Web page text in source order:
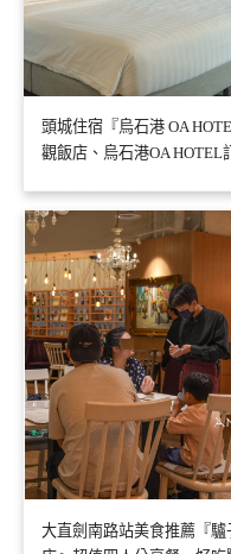
頭城住宿『烏石港 OA
觀飯店、烏石港OA HOTEL
大直劍南路站美食推薦『驢